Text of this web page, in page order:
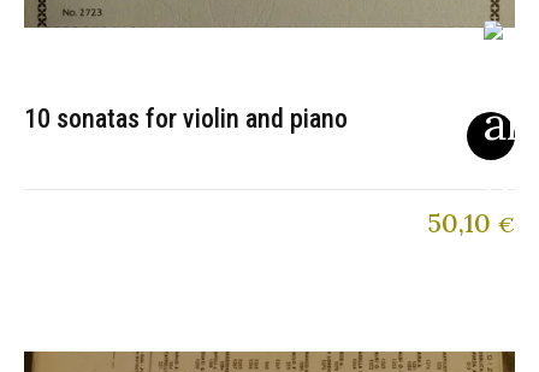
10 sonatas for violin and piano
50,10 €